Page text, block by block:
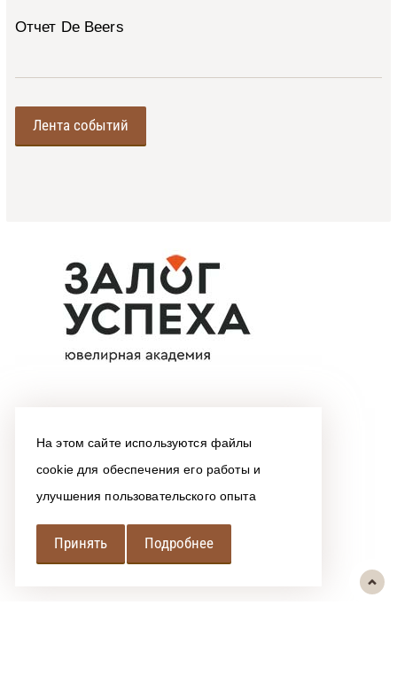
На этом сайте используются файлы
cookie для обеспечения его работы и
улучшения пользовательского опыта
Принять Подробнее
Отчет De Beers
Лента событий